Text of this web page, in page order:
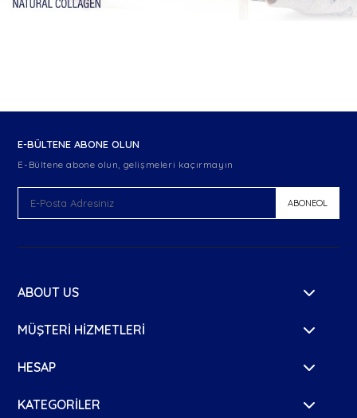
E-BÜLTENE ABONE OLUN
E-Bültene abone olun, gelişmeleri kaçırmayın
ABONEOL
ABOUT US
About Us
Basında Biz
MÜŞTERI HIZMETLERI
Ön Bilgilendirme Formu
HESAP
Giriş Yap
KATEGORILER